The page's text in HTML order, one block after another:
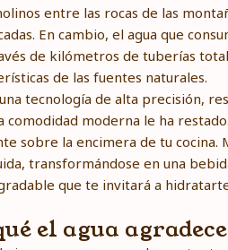
entre las rocas de las
En cambio, el agua que
de kilómetros de tuberías
de las fuentes naturales.
tecnología de alta precisión,
moderna le ha
sobre la encimera de tu cocina.
transformándose en una
que te invitará a
el agua